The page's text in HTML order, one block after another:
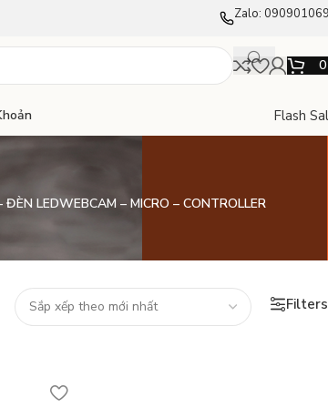
Zalo:
Flash
ĐÈN LEDWEBCAM – MICRO – CONTROLLER
Filters